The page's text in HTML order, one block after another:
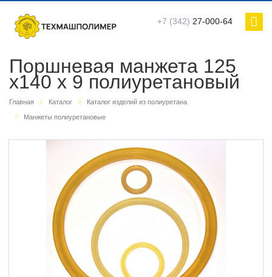
+7 (342) 27-000-64
Поршневая манжета 125
х140 х 9 полиуретановый
Главная Каталог Каталог изделий из полиуретана
Манжеты полиуретановые